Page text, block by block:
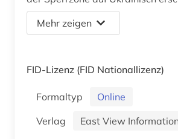
Mehr zeigen
FID-Lizenz (FID Nationallizenz)
Formaltyp
Online
Verlag
East View